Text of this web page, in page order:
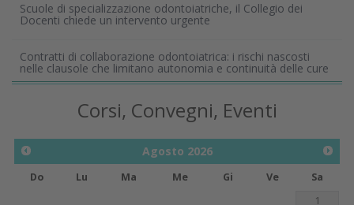
Scuole di specializzazione odontoiatriche, il Collegio dei
Docenti chiede un intervento urgente
Contratti di collaborazione odontoiatrica: i rischi nascosti
nelle clausole che limitano autonomia e continuità delle cure
Corsi, Convegni, Eventi
Agosto 2026
Do Lu Ma Me Gi Ve
Sa
1